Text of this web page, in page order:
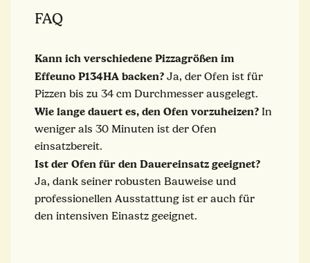
FAQ
Kann ich verschiedene Pizzagrößen im
Effeuno P134HA backen? Ja, der Ofen ist für
Pizzen bis zu 34 cm Durchmesser ausgelegt.
Wie lange dauert es, den Ofen vorzuheizen? In
weniger als 30 Minuten ist der Ofen
einsatzbereit.
Ist der Ofen für den Dauereinsatz geeignet?
Ja, dank seiner robusten Bauweise und
professionellen Ausstattung ist er auch für
den intensiven Einastz geeignet.